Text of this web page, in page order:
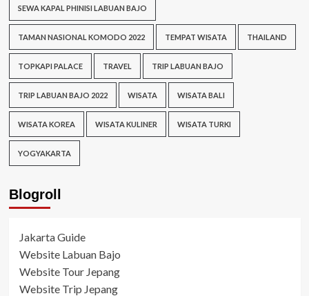
SEWA KAPAL PHINISI LABUAN BAJO
TAMAN NASIONAL KOMODO 2022 TEMPAT WISATA THAILAND
TOPKAPI PALACE TRAVEL TRIP LABUAN BAJO
TRIP LABUAN BAJO 2022 WISATA WISATA BALI
WISATA KOREA WISATA KULINER WISATA TURKI
YOGYAKARTA
Blogroll
Jakarta Guide
Website Labuan Bajo
Website Tour Jepang
Website Trip Jepang